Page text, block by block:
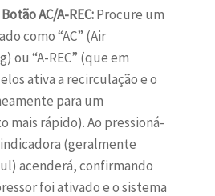
AC/A-REC:Procure um
como “AC” (Air
ou “A-REC” (que em
ativa a recirculação e o
para um
mais rápido). Ao pressioná-
(geralmente
acenderá, confirmando
foi ativado e o sistema